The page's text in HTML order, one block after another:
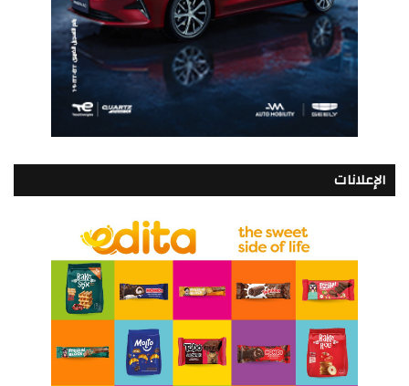
الإعلانات